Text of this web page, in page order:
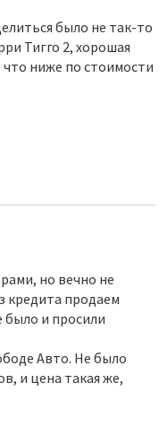
было не так-то
Тигго 2, хорошая
ниже по стоимости
но вечно не
кредита продаем
и просили
Авто. Не было
и цена такая же,